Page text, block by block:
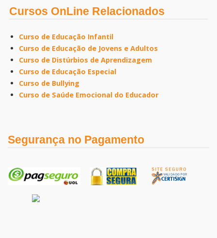
Cursos OnLine Relacionados
Curso de Educação Infantil
Curso de Educação de Jovens e Adultos
Curso de Distúrbios de Aprendizagem
Curso de Educação Especial
Curso de Bullying
Curso de Saúde Emocional do Educador
Segurança no Pagamento